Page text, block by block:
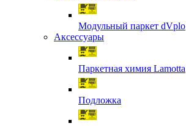
Модульный паркет dVplo
Аксессуары
Паркетная химия Lamotta
Подложка